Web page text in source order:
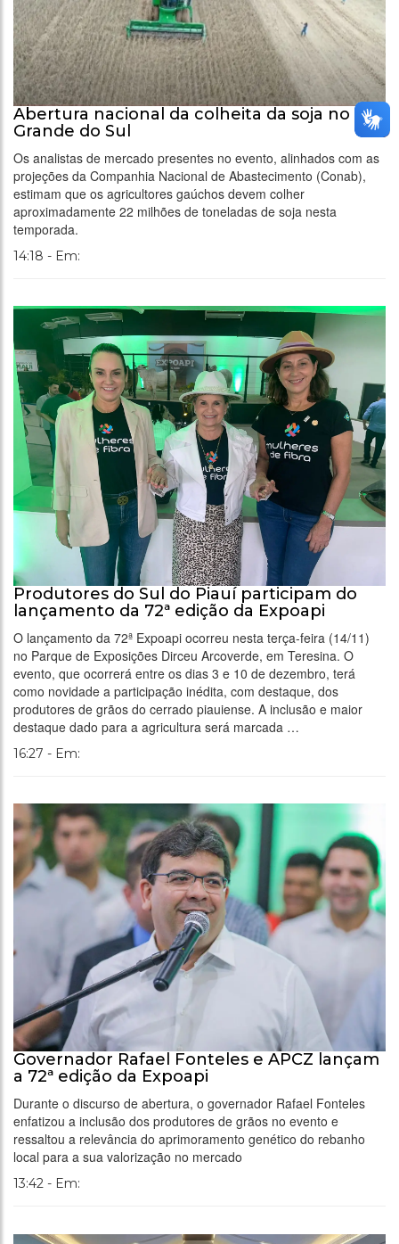
Abertura nacional da colheita da soja no Rio
Grande do Sul
Os analistas de mercado presentes no evento, alinhados com as
projeções da Companhia Nacional de Abastecimento (Conab),
estimam que os agricultores gaúchos devem colher
aproximadamente 22 milhões de toneladas de soja nesta
temporada.
14:18 - Em:
Produtores do Sul do Piauí participam do
lançamento da 72ª edição da Expoapi
O lançamento da 72ª Expoapi ocorreu nesta terça-feira (14/11)
no Parque de Exposições Dirceu Arcoverde, em Teresina. O
evento, que ocorrerá entre os dias 3 e 10 de dezembro, terá
como novidade a participação inédita, com destaque, dos
produtores de grãos do cerrado piauiense. A inclusão e maior
destaque dado para a agricultura será marcada …
16:27 - Em:
Governador Rafael Fonteles e APCZ lançam
a 72ª edição da Expoapi
Durante o discurso de abertura, o governador Rafael Fonteles
enfatizou a inclusão dos produtores de grãos no evento e
ressaltou a relevância do aprimoramento genético do rebanho
local para a sua valorização no mercado
13:42 - Em: